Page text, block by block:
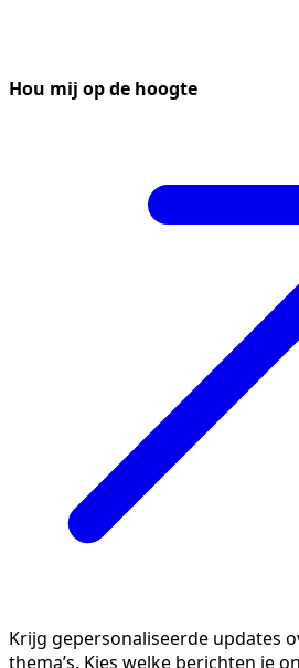
Hou mij op de hoogte
Krijg gepersonaliseerde updates
thema’s. Kies welke berichten je